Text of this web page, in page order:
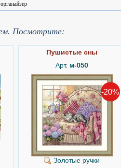
Посмотрите:
Пушистые сны
Арт. м-050
-20%
Золотые ручки